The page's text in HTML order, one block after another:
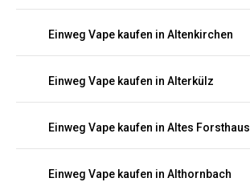
Einweg Vape kaufen in Altenkirchen
Einweg Vape kaufen in Alterkülz
Einweg Vape kaufen in Altes Forsthaus
Einweg Vape kaufen in Althornbach